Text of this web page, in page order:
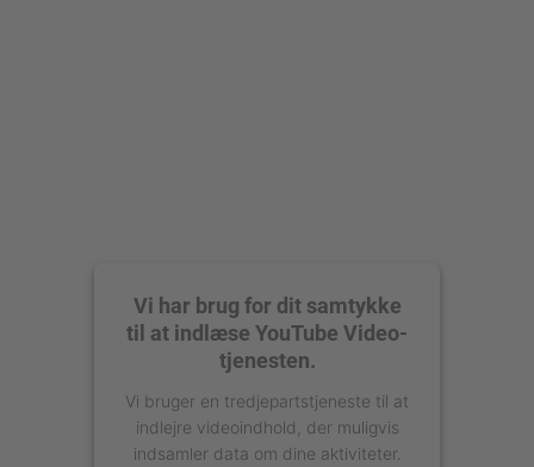
Vi har brug for dit samtykke
til at indlæse YouTube Video-
tjenesten.
Vi bruger en tredjepartstjeneste til at
indlejre videoindhold, der muligvis
indsamler data om dine aktiviteter.